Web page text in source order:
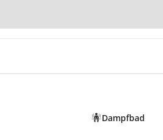
Dampfbad